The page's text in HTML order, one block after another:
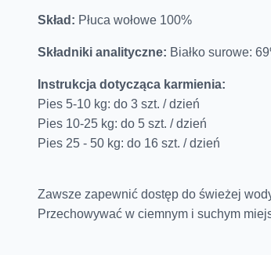
Skład: Płuca wołowe 100%
Składniki analityczne: Białko surowe:
Instrukcja dotycząca karmienia:
Pies 5-10 kg: do 3 szt. / dzień
Pies 10-25 kg: do 5 szt. / dzień
Pies 25 - 50 kg: do 16 szt. / dzień
Zawsze zapewnić dostęp do świeżej
Przechowywać w ciemnym i suchym